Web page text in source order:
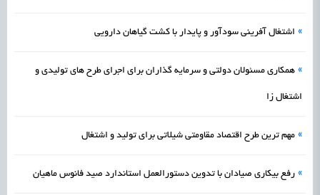
» اشتغال آفرینی سودآور و پایدار با کشت گیاهان دارویی
» همکاری مسئولان دولتی و سرمایه‌ گذاران برای اجرای طرح های تولیدی و
اشتغال زا
» مهم‌ ترین طرح اقتصاد مقاومتی شیلاتی برای تولید و اشتغال
» رفع بیکاری صیادان با تدوین دستورالعمل استاندارد صید فانوس ماهیان